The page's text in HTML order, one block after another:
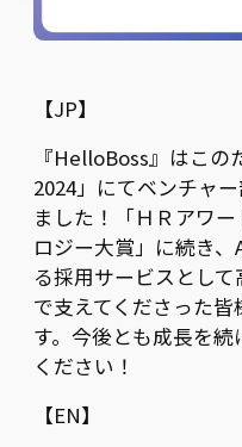
【JP】
『HelloBoss』はこ
2024」にてベンチャ
ました！「ＨＲアワ
ロジー大賞」に続き
る採用サービスとし
で支えてくださった
す。今後とも成長を
ください！
【EN】